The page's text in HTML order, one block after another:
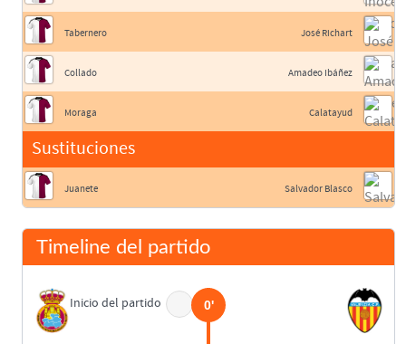
Tabernero
Collado
Moraga
Sustituciones
Juanete
José Richart
Amadeo Ibáñez
Calatayud
Salvador Blasco
Timeline del partido
Inicio del partido 0'